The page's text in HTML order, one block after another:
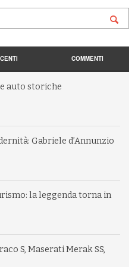
COMMENTI
auto storiche
Gabriele d’Annunzio
la leggenda torna in
S, Maserati Merak SS,